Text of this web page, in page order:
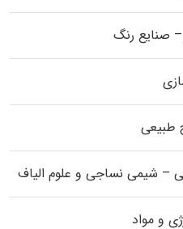
صنایع رنگ
طبیعی
– شیمی نساجی و علوم الیاف
و مواد